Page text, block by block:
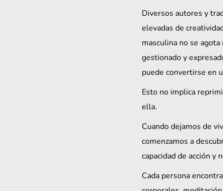
Diversos autores y
elevadas de
masculina no se
gestionado y
puede convertirse en
Esto no implica
ella.
Cuando dejamos de
comenzamos a
capacidad de acción y
Cada persona